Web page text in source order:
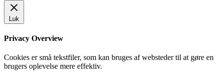
Luk
Privacy Overview
Cookies er små tekstfiler, som kan bruges af websteder til at gøre en
brugers oplevelse mere effektiv.